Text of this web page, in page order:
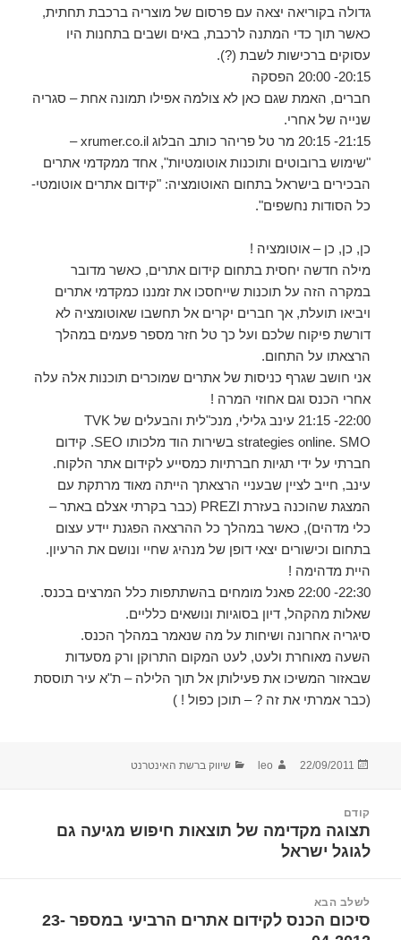
גדולה בקוריאה יצאה עם פרסום של מוצריה ברכבת תחתית,
כאשר תוך כדי המתנה לרכבת, באים ושבים בתחנות היו
עסוקים ברכישות לשבת (?).
20:15- 20:00 הפסקה
חברים, האמת שגם כאן לא צולמה אפילו תמונה אחת – סגריה
שנייה של אחרי.
21:15- 20:15 מר טל פריהר כותב הבלוג xrumer.co.il –
"שימוש ברובוטים ותוכנות אוטומטיות", אחד ממקדמי אתרים
הבכירים בישראל בתחום האוטומציה: "קידום אתרים אוטומטי-
כל הסודות נחשפים".
כן, כן, כן – אוטומציה !
מילה חדשה יחסית בתחום קידום אתרים, כאשר מדובר
במקרה הזה על תוכנות שייחסכו את זמננו כמקדמי אתרים
ויביאו תועלת, אך חברים יקרים אל תחשבו שאוטומציה לא
דורשת פיקוח שלכם ועל כך טל חזר מספר פעמים במהלך
הרצאתו על התחום.
אני חושב שגרף כניסות של אתרים שמוכרים תוכנות אלה עלה
אחרי הכנס וגם אחוזי המרה !
22:00- 21:15 עינב גלילי, מנכ"לית והבעלים של TVK
strategies online. SMO בשירות הוד מלכותו SEO. קידום
חברתי על ידי תגיות חברתיות כמסייע לקידום אתר הלקוח.
עינב, חייב לציין שבעניי הרצאתך הייתה מאוד מרתקת עם
המצגת שהוכנה בעזרת PREZI (כבר בקרתי אצלם באתר –
כלי מדהים), כאשר במהלך כל ההרצאה הפגנת יידע עצום
בתחום וכישורים יצאי דופן של מנהיג שחיי ונושם את הרעיון.
היית מדהימה !
22:30- 22:00 פאנל מומחים בהשתתפות כלל המרצים בכנס.
שאלות מהקהל, דיון בסוגיות ונושאים כלליים.
סיגריה אחרונה ושיחות על מה שנאמר במהלך הכנס.
השעה מאוחרת ולעט, לעט המקום התרוקן ורק מסעדות
שבאזור המשיכו את פעילותן אל תוך הלילה – ת"א עיר תוססת
(כבר אמרתי את זה ? – תוכן כפול ! )
פורסם
22/09/2011 מחבר
leo קטגוריות
שיווק ברשת האינטרנט
קודם
הפוסט
הקודם:
תצוגה מקדימה של תוצאות חיפוש מגיעה גם
לגוגל ישראל
לשלב הבא
הפוסט
סיכום הכנס לקידום אתרים הרביעי במספר 23-